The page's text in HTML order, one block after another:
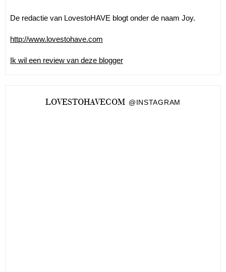
De redactie van LovestoHAVE blogt onder de naam Joy.
http://www.lovestohave.com
Ik wil een review van deze blogger
LOVESTOHAVECOM @INSTAGRAM